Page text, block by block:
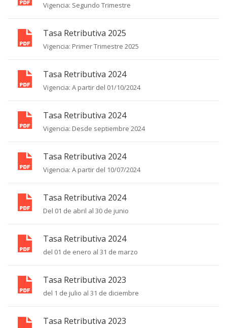
Vigencia: Segundo Trimestre
Tasa Retributiva 2025
Vigencia: Primer Trimestre 2025
Tasa Retributiva 2024
Vigencia: A partir del 01/10/2024
Tasa Retributiva 2024
Vigencia: Desde septiembre 2024
Tasa Retributiva 2024
Vigencia: A partir del 10/07/2024
Tasa Retributiva 2024
Del 01 de abril al 30 de junio
Tasa Retributiva 2024
del 01 de enero al 31 de marzo
Tasa Retributiva 2023
del 1 de julio al 31 de diciembre
Tasa Retributiva 2023